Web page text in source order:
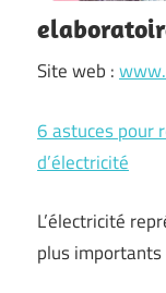
Site web :
6 astuces pour
d’électricité
L’électricité
plus importants